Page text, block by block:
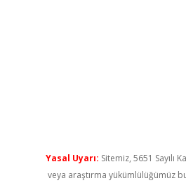
Yasal Uyarı: Sitemiz, 5651
veya araştırma yükümlülüğümüz